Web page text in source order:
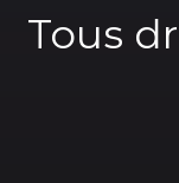
Tous